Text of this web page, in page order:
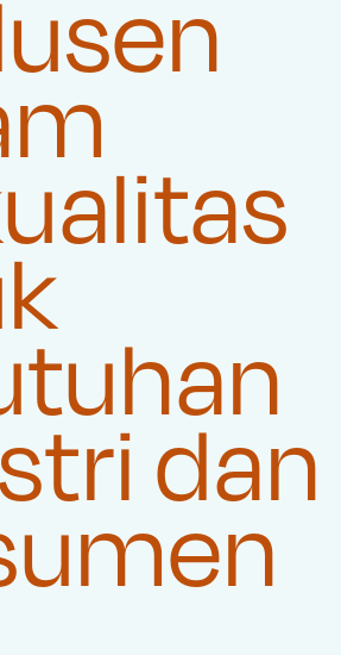
dan